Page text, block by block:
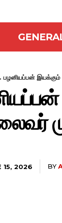
பழனியப்பன்
15, 2026 BY